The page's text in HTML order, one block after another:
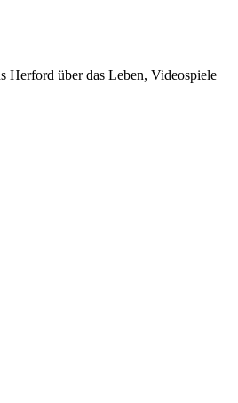
Herford über das Leben, Videospiele